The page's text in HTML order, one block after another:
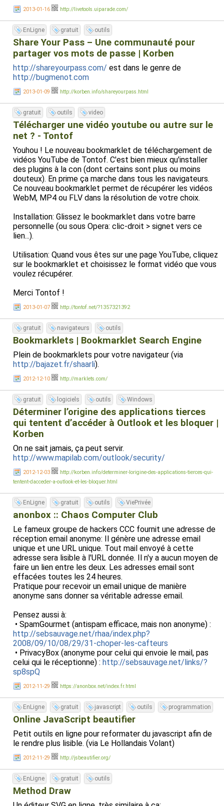
2013-01-16 http://livetools.uiparade.com/
EnLigne gratuit outils
Share Your Pass – Une communauté pour
partager vos mots de passe | Korben
http://shareyourpass.com/ est dans le genre de
http://bugmenot.com
2013-01-09 http://korben.info/shareyourpass.html
gratuit outils video
Télécharger une vidéo youtube ou autre sur le
net ? - Tontof
Youhou ! Le nouveau bookmarklet de téléchargement de
vidéos YouTube de Tontof. C'est bien mieux qu'installer
des plugins à la con (dont certains sont plus ou moins
douteux). En prime ça marche dans tous les navigateurs.
Ce nouveau bookmarklet permet de récupérer les vidéos
WebM, MP4 ou FLV dans la résolution de votre choix.
Installation: Glissez le bookmarklet dans votre barre
personnelle (ou sous Opera: clic-droit > signet vers ce
lien...).
Utilisation: Quand vous êtes sur une page YouTube, cliquez
sur le bookmarklet et choisissez le format vidéo que vous
voulez récupérer.
Merci Tontof !
2013-01-07 http://tontof.net/?1357321392
gratuit navigateurs outils
Bookmarklets | Bookmarklet Search Engine
Plein de bookmarklets pour votre navigateur (via
http://bajazet.fr/shaarli).
2012-12-10 http://marklets.com/
gratuit logiciels outils Windows
Déterminer l’origine des applications tierces
qui tentent d’accéder à Outlook et les bloquer |
Korben
On ne sait jamais, ça peut servir.
http://www.mapilab.com/outlook/security/
2012-12-03
http://korben.info/determiner-lorigine-des-applications-tierces-qui-
tentent-dacceder-a-outlook-et-les-bloquer.html
EnLigne gratuit outils ViePrivée
anonbox :: Chaos Computer Club
Le fameux groupe de hackers CCC fournit une adresse de
réception email anonyme: Il génère une adresse email
unique et une URL unique. Tout mail envoyé à cette
adresse sera lisible à l'URL donnée. Il n'y a aucun moyen de
faire un lien entre les deux. Les adresses email sont
effacées toutes les 24 heures.
Pratique pour recevoir un email unique de manière
anonyme sans donner sa véritable adresse email.
Pensez aussi à:
• SpamGourmet (antispam efficace, mais non anonyme) :
http://sebsauvage.net/rhaa/index.php?
2008/09/10/08/29/31-choper-les-cafteurs
• PrivacyBox (anonyme pour celui qui envoie le mail, pas
celui qui le réceptionne) : http://sebsauvage.net/links/?
sp8spQ
2012-11-29 https://anonbox.net/index.fr.html
EnLigne gratuit javascript outils programmation
Online JavaScript beautifier
Petit outils en ligne pour reformater du javascript afin de
le rendre plus lisible. (via Le Hollandais Volant)
2012-11-29 http://jsbeautifier.org/
EnLigne gratuit outils
Method Draw